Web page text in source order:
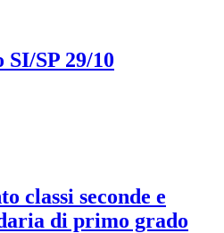
SP 29/10
classi seconde e
di primo grado